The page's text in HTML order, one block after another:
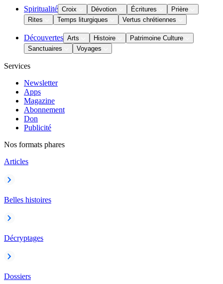
Spiritualité Croix Dévotion Écritures
Prière
Rites
Temps liturgiques Vertus chrétiennes
Découvertes Arts Histoire
Patrimoine Culture
Sanctuaires
Voyages
Services
Newsletter
Apps
Magazine
Abonnement
Don
Publicité
Nos formats phares
Articles
Belles histoires
Décryptages
Dossiers